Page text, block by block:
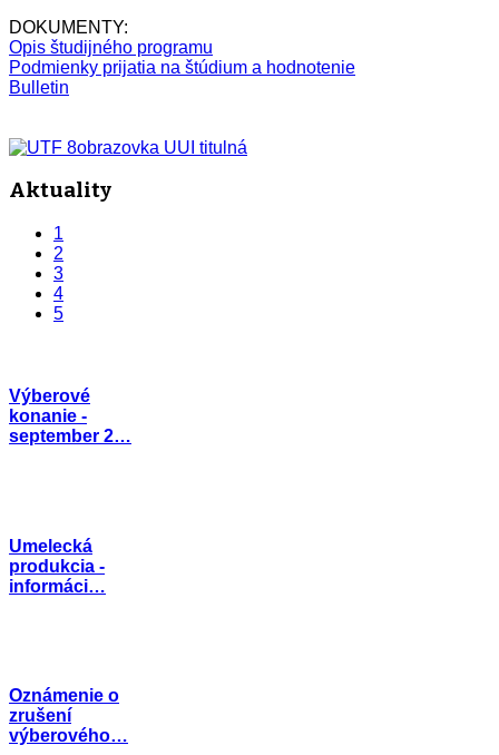
DOKUMENTY:
Opis študijného programu
Podmienky prijatia na štúdium a hodnotenie
Bulletin
Aktuality
1
2
3
4
5
Výberové
konanie -
september 2…
Umelecká
produkcia -
informáci…
Oznámenie o
zrušení
výberového…